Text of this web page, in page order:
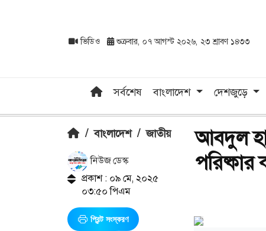
ভিডিও শুক্রবার, ০৭ আগস্ট ২০২৬, ২৩ শ্রাবণ ১৪৩৩
সর্বশেষ বাংলাদেশ দেশজুড়ে
/ বাংলাদেশ / জাতীয়
নিউজ ডেস্ক
প্রকাশ : ০৯ মে, ২০২৫
০৩:৫০ পিএম
প্রিন্ট সংস্করণ
আবদুল